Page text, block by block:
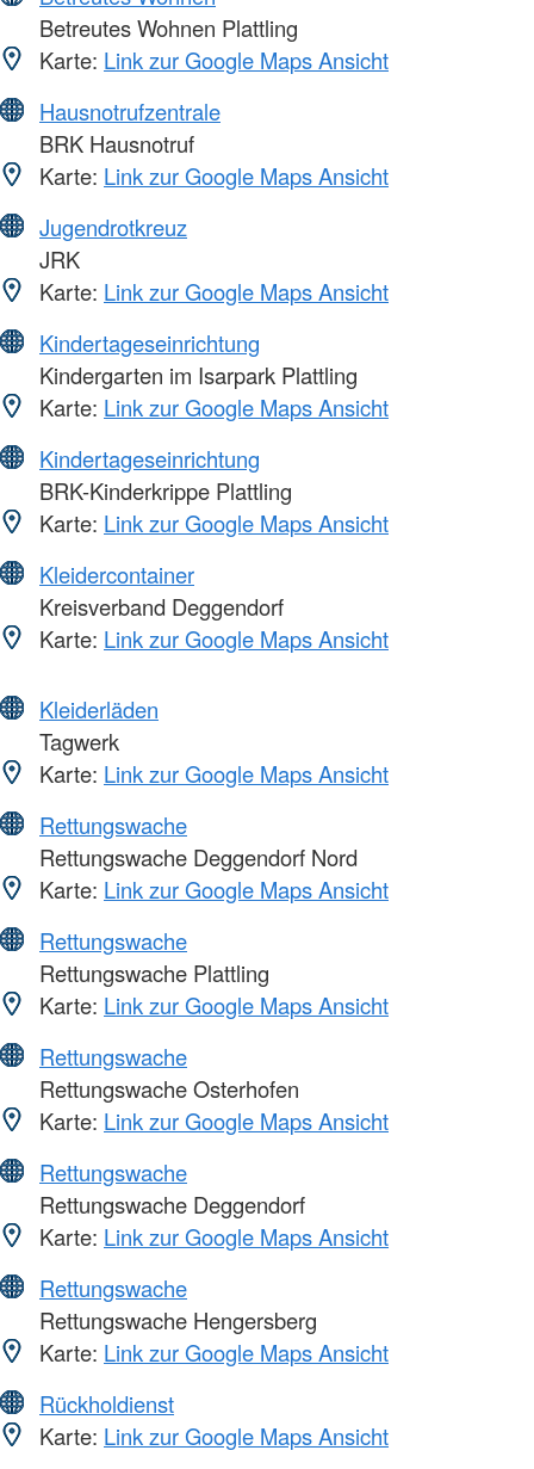
Betreutes Wohnen Plattling
Karte: Link zur Google Maps Ansicht
Hausnotrufzentrale
BRK Hausnotruf
Karte: Link zur Google Maps Ansicht
Jugendrotkreuz
JRK
Karte: Link zur Google Maps Ansicht
Kindertageseinrichtung
Kindergarten im Isarpark Plattling
Karte: Link zur Google Maps Ansicht
Kindertageseinrichtung
BRK-Kinderkrippe Plattling
Karte: Link zur Google Maps Ansicht
Kleidercontainer
Kreisverband Deggendorf
Karte: Link zur Google Maps Ansicht
Kleiderläden
Tagwerk
Karte: Link zur Google Maps Ansicht
Rettungswache
Rettungswache Deggendorf Nord
Karte: Link zur Google Maps Ansicht
Rettungswache
Rettungswache Plattling
Karte: Link zur Google Maps Ansicht
Rettungswache
Rettungswache Osterhofen
Karte: Link zur Google Maps Ansicht
Rettungswache
Rettungswache Deggendorf
Karte: Link zur Google Maps Ansicht
Rettungswache
Rettungswache Hengersberg
Karte: Link zur Google Maps Ansicht
Rückholdienst
Karte: Link zur Google Maps Ansicht